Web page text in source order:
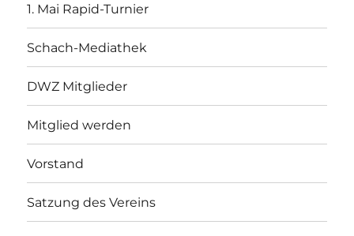
1. Mai Rapid-Turnier
Schach-Mediathek
DWZ Mitglieder
Mitglied werden
Vorstand
Satzung des Vereins